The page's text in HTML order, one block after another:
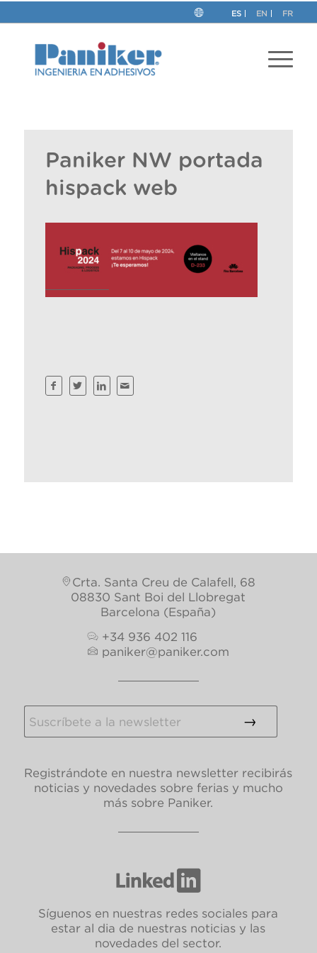
ES EN FR
Paniker NW portada
hispack web
Crta. Santa Creu de Calafell, 68
08830 Sant Boi del Llobregat
Barcelona (España)
+34 936 402 116
paniker@paniker.com
Registrándote en nuestra newsletter recibirás
noticias y novedades sobre ferias y mucho
más sobre Paniker.
Síguenos en nuestras redes sociales para
estar al dia de nuestras noticias y las
novedades del sector.